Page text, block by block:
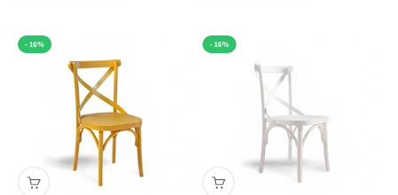
- 16% - 16%